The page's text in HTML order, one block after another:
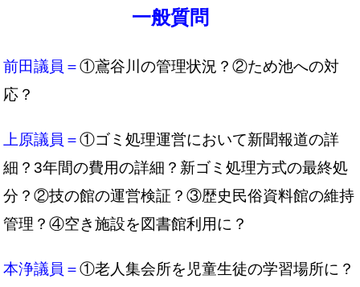
一般質問
前田議員＝①鳶谷川の管理状況？②ため池への対
応？
上原議員＝①ゴミ処理運営において新聞報道の詳
細？3年間の費用の詳細？新ゴミ処理方式の最終処
分？②技の館の運営検証？③歴史民俗資料館の維持
管理？④空き施設を図書館利用に？
本浄議員＝①老人集会所を児童生徒の学習場所に？